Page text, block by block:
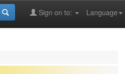
Language
Sign on to: